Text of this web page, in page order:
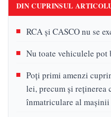
DIN CUPRINSUL
RCA și CASCO nu se
Nu toate vehiculele pot
Poți primi amenzi
lei, precum și reținerea
înmatriculare al mașinii